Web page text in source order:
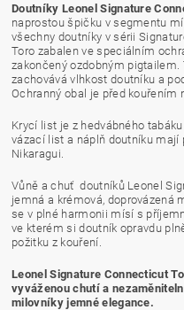
Doutníky Leonel Signature
naprostou špičku v segmentu
všechny doutníky v sérii
Toro zabalen ve speciálním
zakončený ozdobným
zachovává vlhkost doutníku a
Ochranný obal je před kouřením
Krycí list je z hedvábného
vázací list a náplň doutníku mají
Nikaragui.
Vůně a chuť doutníků Leonel
jemná a krémová, doprovázená
se v plné harmonii mísí s
ve kterém si doutník opravdu
požitku z kouření.
Leonel Signature Connecticut
vyváženou chutí a
milovníky jemné elegance.